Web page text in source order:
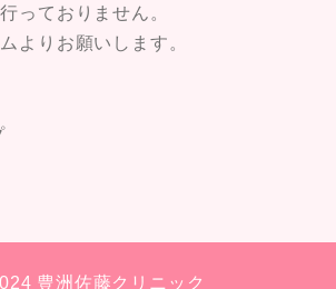
っておりません。
よりお願いします。
豊洲佐藤クリニック